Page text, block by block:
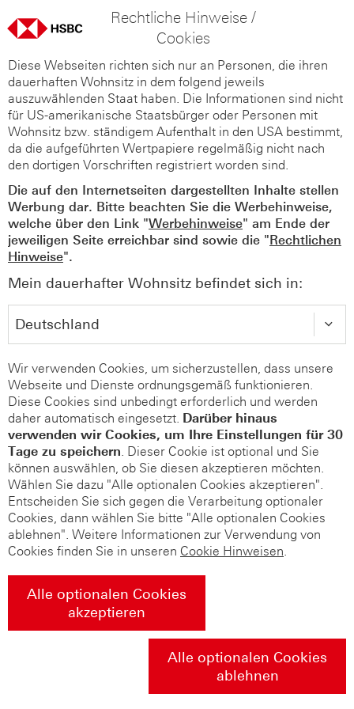
Rechtliche Hinweise /
Cookies
Diese Webseiten richten sich nur an Personen, die ihren
dauerhaften Wohnsitz in dem folgend jeweils
auszuwählenden Staat haben. Die Informationen sind nicht
für US-amerikanische Staatsbürger oder Personen mit
Wohnsitz bzw. ständigem Aufenthalt in den USA bestimmt,
da die aufgeführten Wertpapiere regelmäßig nicht nach
den dortigen Vorschriften registriert worden sind.
Die auf den Internetseiten dargestellten Inhalte stellen
Werbung dar. Bitte beachten Sie die Werbehinweise,
welche über den Link "Werbehinweise" am Ende der
jeweiligen Seite erreichbar sind sowie die "Rechtlichen
Hinweise".
Mein dauerhafter Wohnsitz befindet sich in:
Wir verwenden Cookies, um sicherzustellen, dass unsere
Webseite und Dienste ordnungsgemäß funktionieren.
Diese Cookies sind unbedingt erforderlich und werden
daher automatisch eingesetzt. Darüber hinaus
verwenden wir Cookies, um Ihre Einstellungen für 30
Tage zu speichern. Dieser Cookie ist optional und Sie
können auswählen, ob Sie diesen akzeptieren möchten.
Wählen Sie dazu "Alle optionalen Cookies akzeptieren".
Entscheiden Sie sich gegen die Verarbeitung optionaler
Cookies, dann wählen Sie bitte "Alle optionalen Cookies
ablehnen". Weitere Informationen zur Verwendung von
Cookies finden Sie in unseren Cookie Hinweisen.
Alle optionalen Cookies
akzeptieren
Alle optionalen Cookies
ablehnen